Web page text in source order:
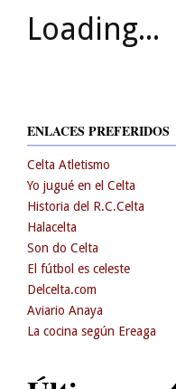
Loading...
ENLACES PREFERIDOS
Celta Atletismo
Yo jugué en el Celta
Historia del R.C.Celta
Halacelta
Son do Celta
El fútbol es celeste
Delcelta.com
Aviario Anaya
La cocina según Ereaga